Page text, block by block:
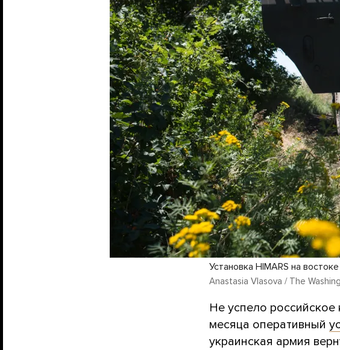
Установка HIMARS на
Anastasia Vlasova / The
Не успело
месяца оперативный
украинская армия